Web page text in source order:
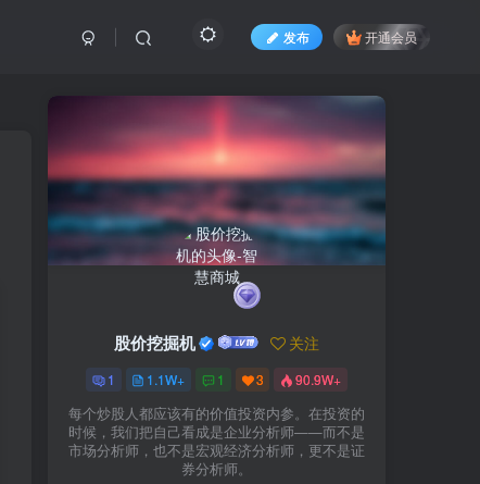
发布 开通会员
股价挖掘机 关注
1 1.1W+ 1 3 90.9W+
每个炒股人都应该有的价值投资内参。在投资的
时候，我们把自己看成是企业分析师——而不是
市场分析师，也不是宏观经济分析师，更不是证
券分析师。